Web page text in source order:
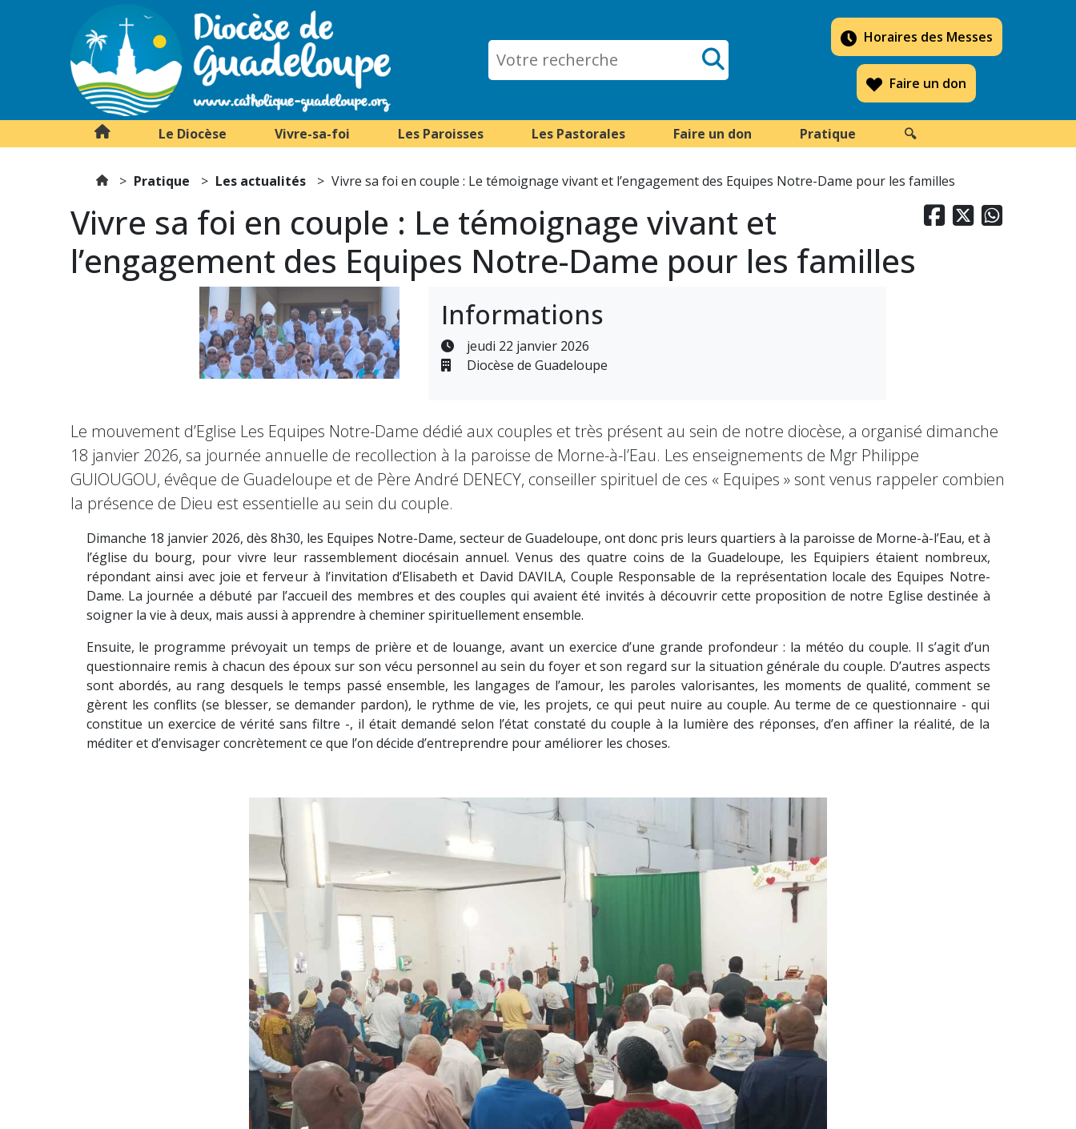
Horaires des Messes
Faire un don
Le Diocèse Vivre-sa-foi Les Paroisses Les Pastorales Faire un don Pratique 🔍
Pratique Les actualités Vivre sa foi en couple : Le témoignage vivant et l’engagement des Equipes Notre-Dame pour les familles
  
Vivre sa foi en couple : Le témoignage vivant et
l’engagement des Equipes Notre-Dame pour les familles
Informations
jeudi 22 janvier 2026
Diocèse de Guadeloupe
Le mouvement d’Eglise Les Equipes Notre-Dame dédié aux couples et très présent au sein de notre diocèse, a organisé dimanche
18 janvier 2026, sa journée annuelle de recollection à la paroisse de Morne-à-l’Eau. Les enseignements de Mgr Philippe
GUIOUGOU, évêque de Guadeloupe et de Père André DENECY, conseiller spirituel de ces « Equipes » sont venus rappeler combien
la présence de Dieu est essentielle au sein du couple.
Dimanche 18 janvier 2026, dès 8h30, les Equipes Notre-Dame, secteur de Guadeloupe, ont donc pris leurs quartiers à la paroisse de Morne-à-l’Eau, et à
l’église du bourg, pour vivre leur rassemblement diocésain annuel. Venus des quatre coins de la Guadeloupe, les Equipiers étaient nombreux,
répondant ainsi avec joie et ferveur à l’invitation d’Elisabeth et David DAVILA, Couple Responsable de la représentation locale des Equipes Notre-
Dame. La journée a débuté par l’accueil des membres et des couples qui avaient été invités à découvrir cette proposition de notre Eglise destinée à
soigner la vie à deux, mais aussi à apprendre à cheminer spirituellement ensemble.
Ensuite, le programme prévoyait un temps de prière et de louange, avant un exercice d’une grande profondeur : la météo du couple. Il s’agit d’un
questionnaire remis à chacun des époux sur son vécu personnel au sein du foyer et son regard sur la situation générale du couple. D’autres aspects
sont abordés, au rang desquels le temps passé ensemble, les langages de l’amour, les paroles valorisantes, les moments de qualité, comment se
gèrent les conflits (se blesser, se demander pardon), le rythme de vie, les projets, ce qui peut nuire au couple. Au terme de ce questionnaire - qui
constitue un exercice de vérité sans filtre -, il était demandé selon l’état constaté du couple à la lumière des réponses, d’en affiner la réalité, de la
méditer et d’envisager concrètement ce que l’on décide d’entreprendre pour améliorer les choses.